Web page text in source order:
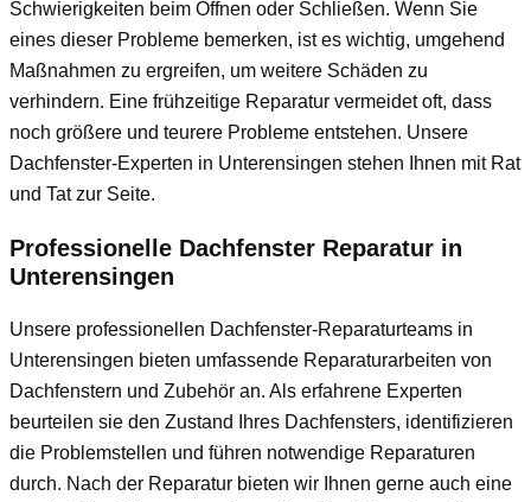
Schwierigkeiten beim Öffnen oder Schließen. Wenn Sie
eines dieser Probleme bemerken, ist es wichtig, umgehend
Maßnahmen zu ergreifen, um weitere Schäden zu
verhindern. Eine frühzeitige Reparatur vermeidet oft, dass
noch größere und teurere Probleme entstehen. Unsere
Dachfenster-Experten in Unterensingen stehen Ihnen mit Rat
und Tat zur Seite.
Professionelle Dachfenster Reparatur in
Unterensingen
Unsere professionellen Dachfenster-Reparaturteams in
Unterensingen bieten umfassende Reparaturarbeiten von
Dachfenstern und Zubehör an. Als erfahrene Experten
beurteilen sie den Zustand Ihres Dachfensters, identifizieren
die Problemstellen und führen notwendige Reparaturen
durch. Nach der Reparatur bieten wir Ihnen gerne auch eine